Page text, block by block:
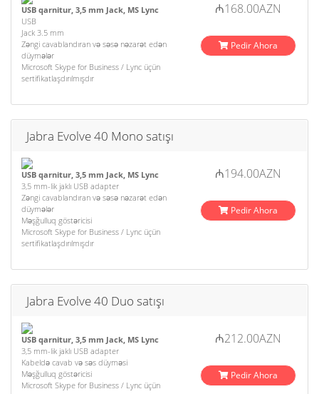
USB qarnitur, 3,5 mm Jack, MS Lync
USB
Jack 3.5 mm
Zəngi cavablandıran və səsə nəzarət edən
düymələr
Microsoft Skype for Business / Lync üçün
sertifikatlaşdırılmışdır
₼168.00AZN
Pedir Ahora
Jabra Evolve 40 Mono satışı
USB qarnitur, 3,5 mm Jack, MS Lync
3,5 mm-lik jaklı USB adapter
Zəngi cavablandıran və səsə nəzarət edən
düymələr
Məşğulluq göstəricisi
Microsoft Skype for Business / Lync üçün
sertifikatlaşdırılmışdır
₼194.00AZN
Pedir Ahora
Jabra Evolve 40 Duo satışı
USB qarnitur, 3,5 mm Jack, MS Lync
3,5 mm-lik jaklı USB adapter
Kabeldə cavab və səs düyməsi
Məşğulluq göstəricisi
Microsoft Skype for Business / Lync üçün
₼212.00AZN
Pedir Ahora